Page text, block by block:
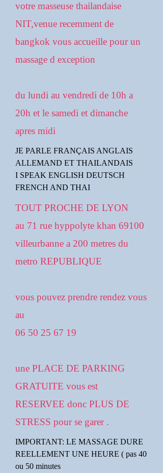
votre masseuse thailandaise
NIT,venue recemment de
bangkok vous accueille pour un
massage d exception
du lundi au vendredi de 10h a
20h et le samedi et dimanche
apres midi
JE PARLE FRANÇAIS ANGLAIS
ALLEMAND ET THAILANDAIS
I SPEAK ENGLISH DEUTSCH
FRENCH AND THAI
TOUT PROCHE DE LYON
au 71 rue hyppolyte khan 69100
villeurbanne a 200 metres du
metro REPUBLIQUE
vous pouvez prendre rendez vous
au
06 50 25 67 19
une PLACE DE PARKING
GRATUITE vous est
RESERVEE donc PLUS DE
STRESS pour se garer .
IMPORTANT: LE MASSAGE DURE
REELLEMENT UNE HEURE ( pas 40
ou 50 minutes